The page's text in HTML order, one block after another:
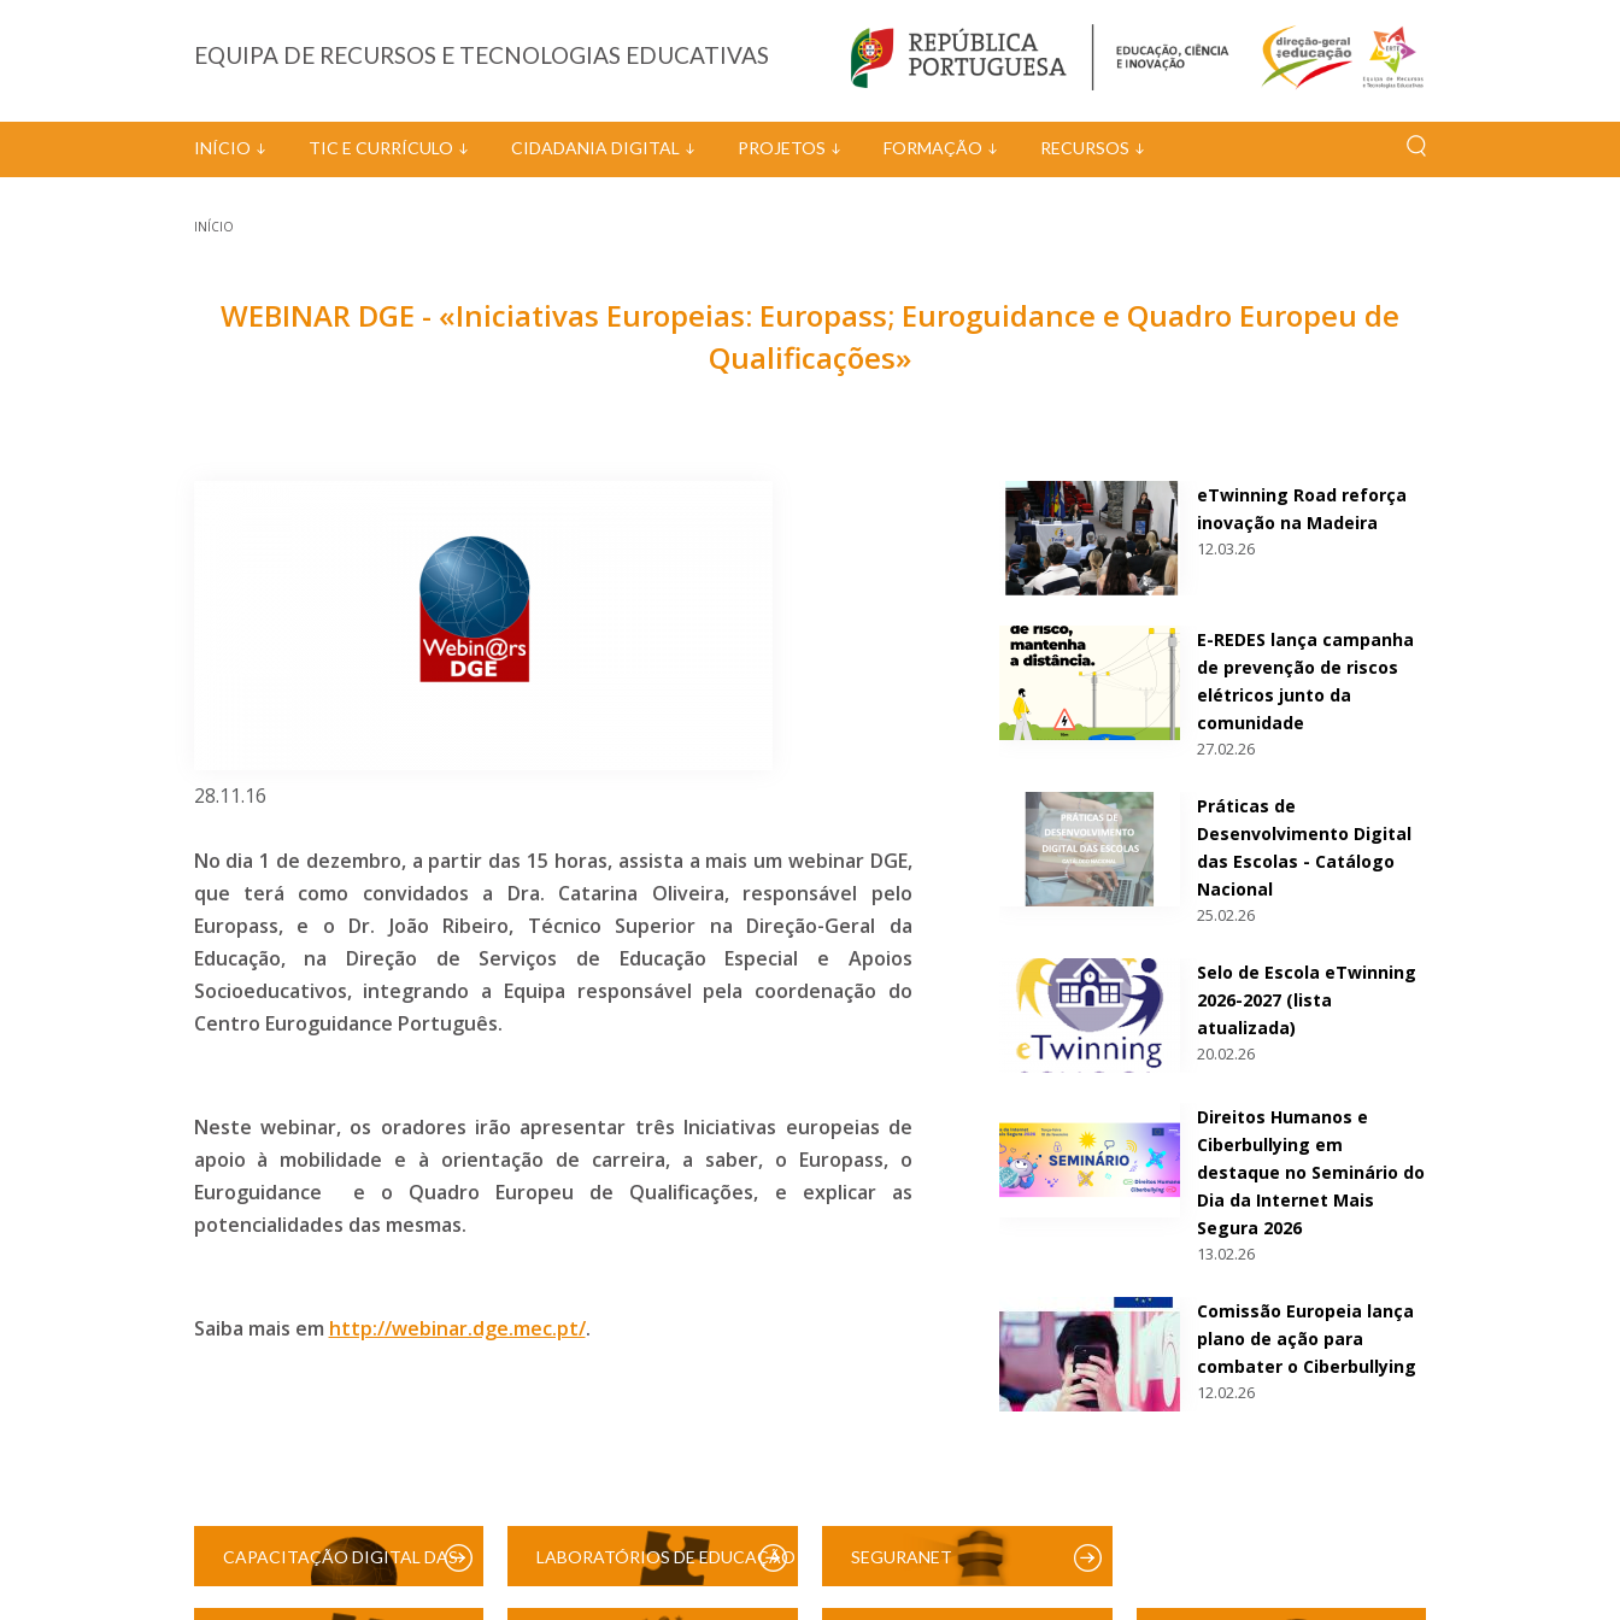
EQUIPA DE RECURSOS E TECNOLOGIAS EDUCATIVAS
INÍCIO TIC E CURRÍCULO CIDADANIA DIGITAL PROJETOS FORMAÇÃO RECURSOS
INÍCIO
WEBINAR DGE - «Iniciativas Europeias: Europass; Euroguidance e Quadro Europeu de
Qualificações»
28.11.16
No dia 1 de dezembro, a partir das 15 horas, assista a mais um webinar DGE,
que terá como convidados a Dra. Catarina Oliveira, responsável pelo
Europass, e o Dr. João Ribeiro, Técnico Superior na Direção-Geral da
Educação, na Direção de Serviços de Educação Especial e Apoios
Socioeducativos, integrando a Equipa responsável pela coordenação do
Centro Euroguidance Português.
Neste webinar, os oradores irão apresentar três Iniciativas europeias de
apoio à mobilidade e à orientação de carreira, a saber, o Europass, o
Euroguidance e o Quadro Europeu de Qualificações, e explicar as
potencialidades das mesmas.
Saiba mais em http://webinar.dge.mec.pt/.
eTwinning Road reforça
inovação na Madeira
12.03.26
E-REDES lança campanha
de prevenção de riscos
elétricos junto da
comunidade
27.02.26
Práticas de
Desenvolvimento Digital
das Escolas - Catálogo
Nacional
25.02.26
Selo de Escola eTwinning
2026-2027 (lista
atualizada)
20.02.26
Direitos Humanos e
Ciberbullying em
destaque no Seminário do
Dia da Internet Mais
Segura 2026
13.02.26
Comissão Europeia lança
plano de ação para
combater o Ciberbullying
12.02.26
CAPACITAÇÃO DIGITAL DAS LABORATÓRIOS DE EDUCAÇÃO SEGURANET